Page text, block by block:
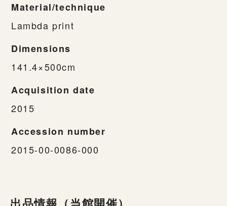
Material/technique
Lambda print
Dimensions
141.4×500cm
Acquisition date
2015
Accession number
2015-00-0086-000